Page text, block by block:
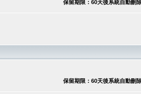
保留期限：60天後系統自動刪除
保留期限：60天後系統自動刪除